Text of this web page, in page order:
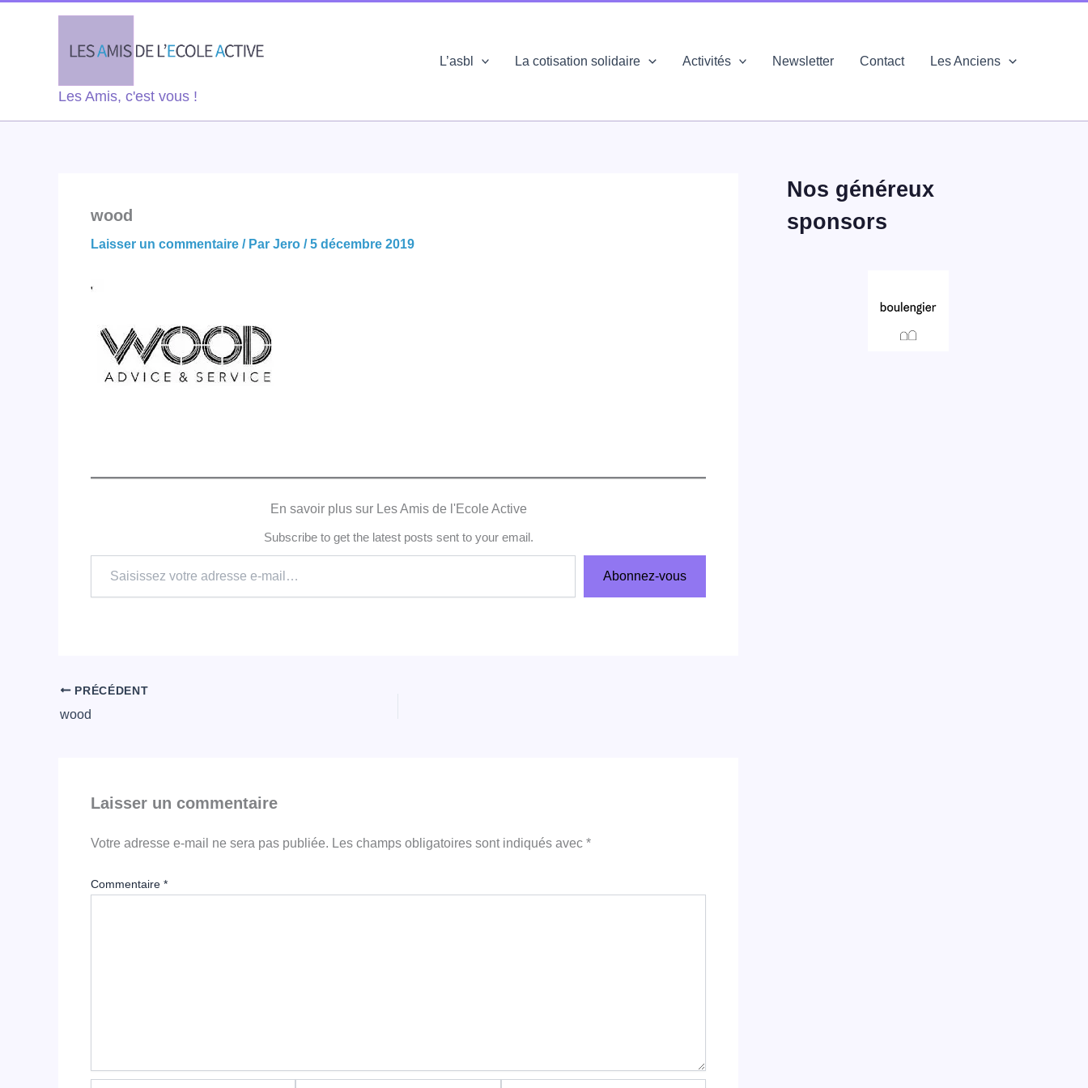
Les Amis, c'est vous !
L’asbl La cotisation solidaire Activités Newsletter Contact Les Anciens
wood
Laisser un commentaire / Par Jero /5 décembre 2019
En savoir plus sur Les Amis de l'Ecole Active
Subscribe to get the latest posts sent to your email.
votre
adresse
Abonnez-vous
PRÉCÉDENT
wood
Laisser un commentaire
Votre adresse e-mail ne sera pas publiée. Les champs obligatoires sont indiqués avec *
Commentaire *
Nos généreux
sponsors